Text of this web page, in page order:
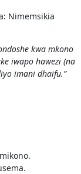
Nimemsikia
kwa mkono
iwapo hawezi (na
imani dhaifu.”